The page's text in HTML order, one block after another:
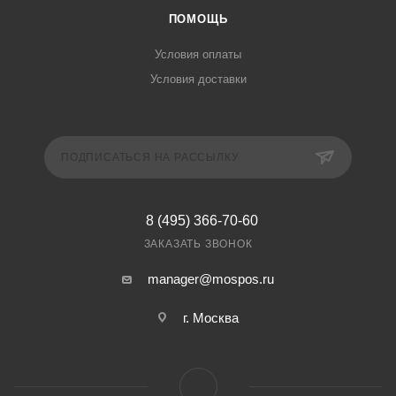
ПОМОЩЬ
Условия оплаты
Условия доставки
8 (495) 366-70-60
ЗАКАЗАТЬ ЗВОНОК
manager@mospos.ru
г. Москва